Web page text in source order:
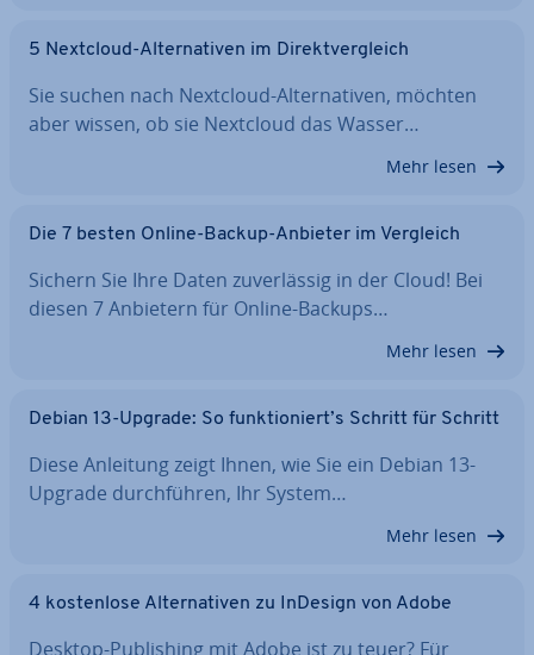
5 Nextcloud-Al­ter­na­ti­ven im Di­rekt­ver­gleich
Sie suchen nach Nextcloud-Al­ter­na­ti­ven, möchten
aber wissen, ob sie Nextcloud das Wasser…
Mehr lesen
Die 7 besten Online-Backup-Anbieter im Vergleich
Sichern Sie Ihre Daten zu­ver­läs­sig in der Cloud! Bei
diesen 7 Anbietern für Online-Backups…
Mehr lesen
Debian 13-Upgrade: So funk­tio­niert’s Schritt für Schritt
Diese Anleitung zeigt Ihnen, wie Sie ein Debian 13-
Upgrade durch­füh­ren, Ihr System…
Mehr lesen
4 kos­ten­lo­se Al­ter­na­ti­ven zu InDesign von Adobe
Desktop-Pu­bli­shing mit Adobe ist zu teuer? Für